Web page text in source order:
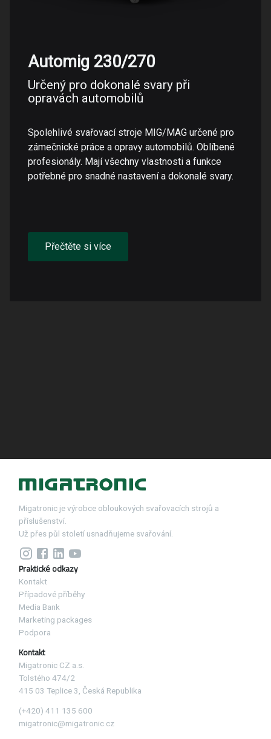
Automig 230/270
Určený pro dokonalé svary při
opravách automobilů
Spolehlivé svařovací stroje MIG/MAG určené pro
zámečnické práce a opravy automobilů. Oblíbené
profesionály. Mají všechny vlastnosti a funkce
potřebné pro snadné nastavení a dokonalé svary.
Přečtěte si více
Migatronic je výrobce obloukových svařovacích strojů a
příslušenství.
Už přes půl století usnadňujeme svařování.
Praktické odkazy
Kontakt
Případové příběhy
Media Bank
Marketing packages
Podpora
Kontakt
Migatronic CZ a.s.
Tolstého 474/2
415 03 Teplice 3, Česká Republika
(+420) 411 135 600
migatronic@migatronic.cz